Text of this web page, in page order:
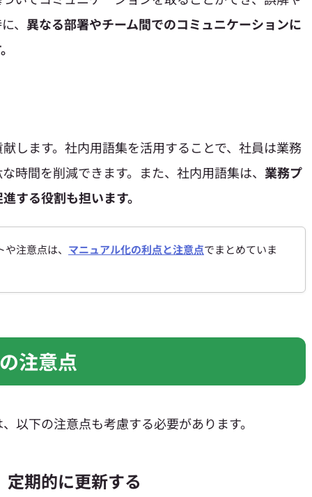
、 異なる部署やチーム間でのコミュニケーションに
します。社内用語集を活用することで、社員は業務
時間を削減できます。また、社内用語集は、 業務プ
する役割も担います。
注意点は、 マニュアル化の利点と注意点でまとめていま
注意点
以下の注意点も考慮する必要があります。
期的に更新する